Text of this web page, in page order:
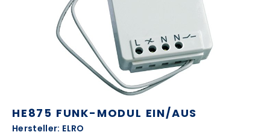
HE875 FUNK-MODUL EIN/AUS
Hersteller: ELRO